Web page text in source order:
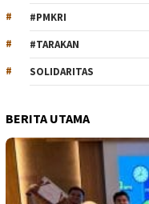
#PMKRI
#TARAKAN
SOLIDARITAS
BERITA UTAMA